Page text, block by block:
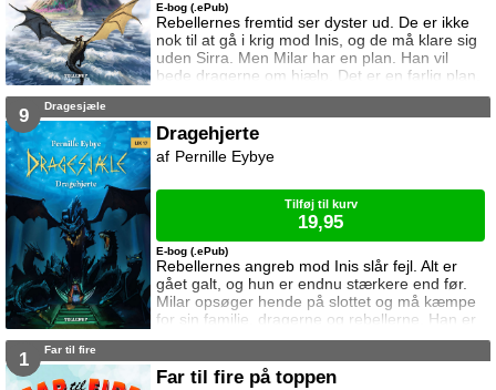
Rebellernes fremtid ser dyster ud. De er ikke
nok til at gå i krig mod Inis, og de må klare sig
uden Sirra. Men Milar har en plan. Han vil
bede dragerne om hjælp. Det er en farlig plan,
for dragerne stoler ikke på mennesker.
E-bog (.ePub)
9 Dragesjæle
Dragehjerte
Rebellernes angreb mod Inis slår fejl. Alt er
gået galt, og hun er endnu stærkere end før.
Milar opsøger hende på slottet og må kæmpe
for sin familie, dragerne og rebellerne. Han er
på egen hånd, men han vil ikke give op.
E-bog (.ePub)
Pernille Eybye
Tilføj til kurv
19,95
1 Far til fire
Far til fire på toppen